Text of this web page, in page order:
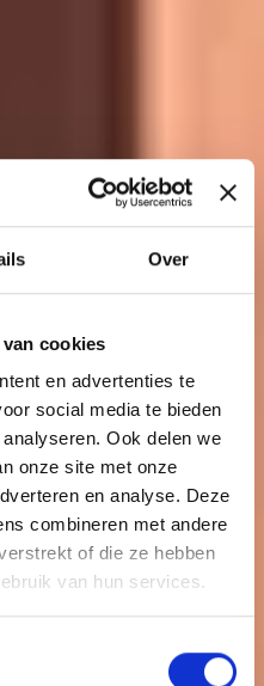
Over
cookies
en advertenties te
social media te bieden
Ook delen we
onze site met onze
en analyse. Deze
combineren met andere
of die ze hebben
van hun services.